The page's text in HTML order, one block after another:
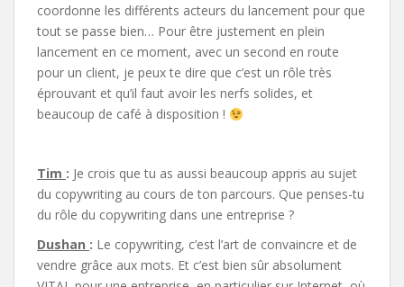
coordonne les différents acteurs du lancement pour que
tout se passe bien… Pour être justement en plein
lancement en ce moment, avec un second en route
pour un client, je peux te dire que c’est un rôle très
éprouvant et qu’il faut avoir les nerfs solides, et
beaucoup de café à disposition !
Tim : Je crois que tu as aussi beaucoup appris au sujet
du copywriting au cours de ton parcours. Que penses-tu
du rôle du copywriting dans une entreprise ?
Dushan : Le copywriting, c’est l’art de convaincre et de
vendre grâce aux mots. Et c’est bien sûr absolument